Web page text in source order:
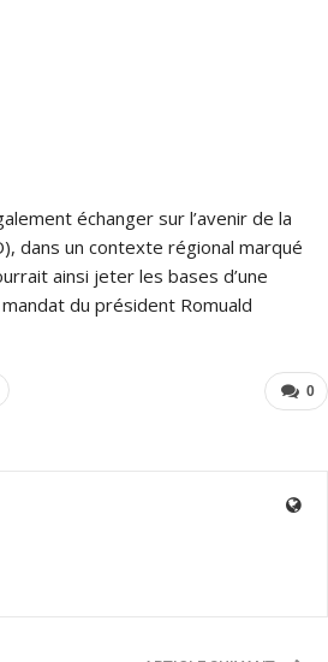
échanger sur l’avenir de la
dans un contexte régional marqué
ainsi jeter les bases d’une
du président Romuald
0